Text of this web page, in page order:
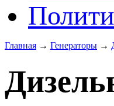
Главная → Генераторы →